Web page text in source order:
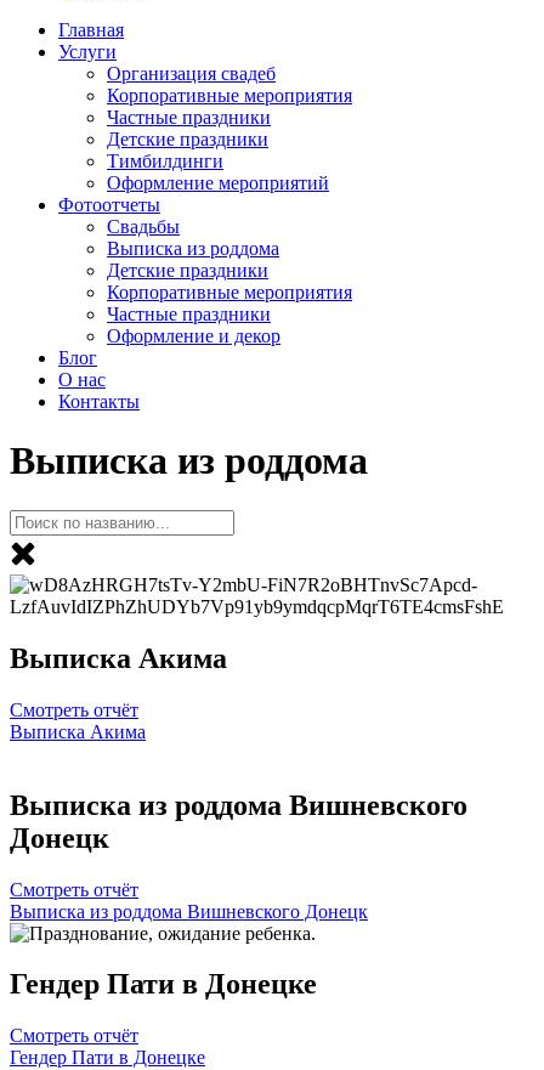
Главная
Услуги
Организация свадеб
Корпоративные мероприятия
Частные праздники
Детские праздники
Тимбилдинги
Оформление мероприятий
Фотоотчеты
Cвадьбы
Выписка из роддома
Детские праздники
Корпоративные мероприятия
Частные праздники
Оформление и декор
Блог
О нас
Контакты
Выписка из роддома
Выписка Акима
Смотреть отчёт
Выписка Акима
Выписка из роддома Вишневского
Донецк
Смотреть отчёт
Выписка из роддома Вишневского Донецк
Гендер Пати в Донецке
Смотреть отчёт
Гендер Пати в Донецке